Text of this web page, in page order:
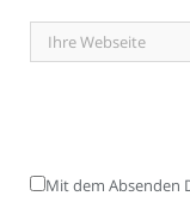
Mit dem Absenden